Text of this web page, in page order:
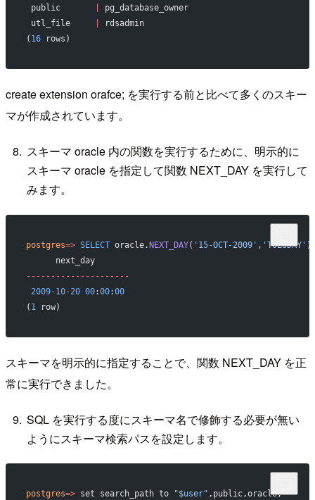
public
pg_database_owner
utl_file
rdsadmin
( 16 rows)
create extension orafce; を実行する前と比べて多くのスキー
マが作成されています。
スキーマ oracle 内の関数を実行するために、明示的に
スキーマ oracle を指定して関数 NEXT_DAY を実行して
みます。
postgres=> SELECT oracle.NEXT_DAY( '15-OCT-2009' , 'TUESDAY'
      next_day
---------------------
2009-10-20 00:00:00
( 1 row)
スキーマを明示的に指定することで、関数 NEXT_DAY を正
常に実行できました。
SQL を実行する度にスキーマ名で修飾する必要が無い
ようにスキーマ検索パスを設定します。
postgres=> set search_path to "$user" ,public,oracle;